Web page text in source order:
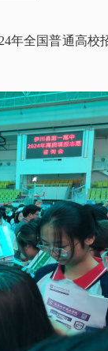
年全国普通高